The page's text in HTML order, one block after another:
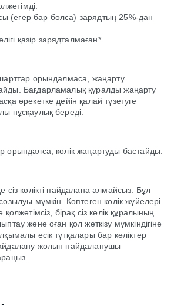
(егер бар болса) зарядтың 25%-дан
қазір зарядталмаған*.
орындалмаса, жаңарту
Бағдарламалық құралды жаңарту
әрекетке дейін қалай түзетуге
нұсқаулық береді.
орындалса, көлік жаңартуды бастайды.
сіз көлікті пайдалана алмайсыз. Бұл
мүмкін. Көптеген көлік жүйелері
қолжетімсіз, бірақ сіз көлік құралының
және оған қол жеткізу мүмкіндігіне
есік тұтқалары бар көліктер
жолын пайдаланушы